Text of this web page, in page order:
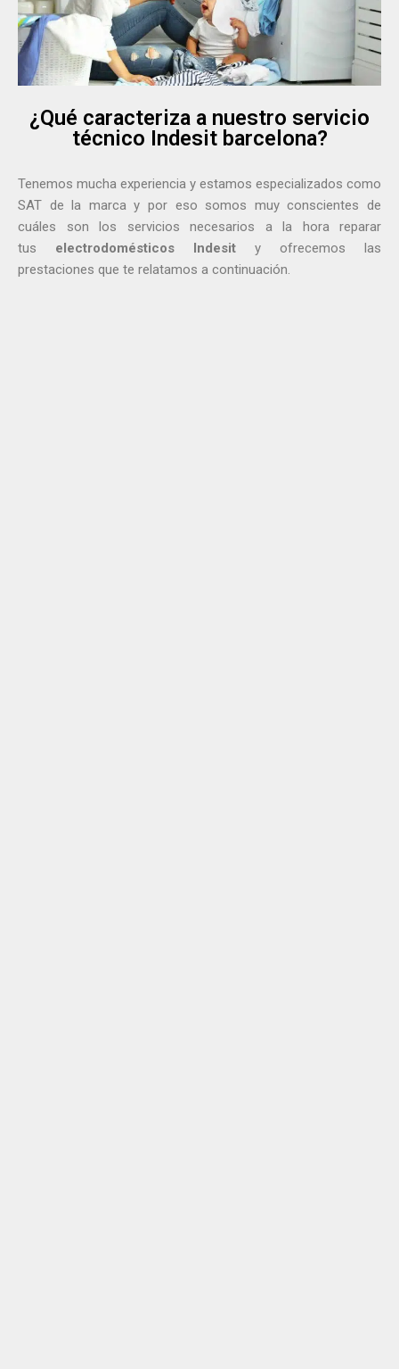
¿Qué caracteriza a nuestro servicio
técnico Indesit barcelona?
Tenemos mucha experiencia y estamos especializados como
SAT de la marca y por eso somos muy conscientes de
cuáles son los servicios necesarios a la hora reparar
tus electrodomésticos Indesit y ofrecemos las
prestaciones que te relatamos a continuación.